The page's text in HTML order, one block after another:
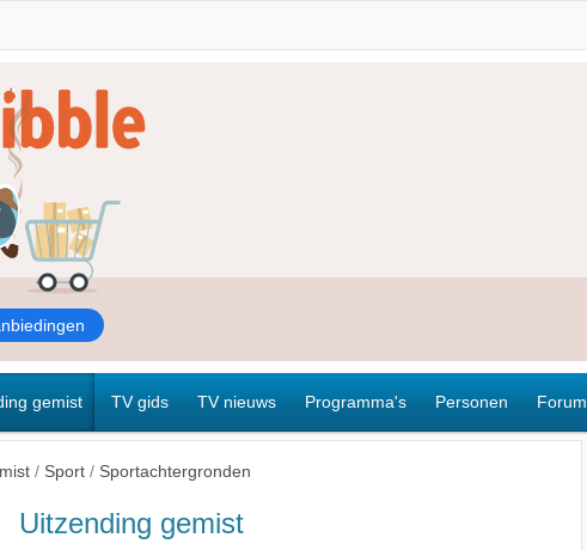
gemist TV gids TV nieuws Programma's Personen Forum
/ Sport / Sportachtergronden
Uitzending gemist